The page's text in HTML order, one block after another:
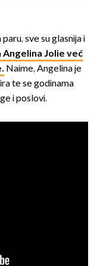
sve su glasnija i
Angelina Jolie već
Naime, Angelina je
te se godinama
i poslovi.